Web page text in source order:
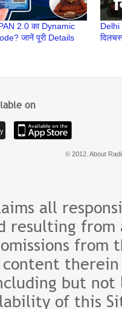
2.0 का Dynamic
जानें पूरी Details
Delhi
on
© 2012. About
all
resulting
content
but
of this